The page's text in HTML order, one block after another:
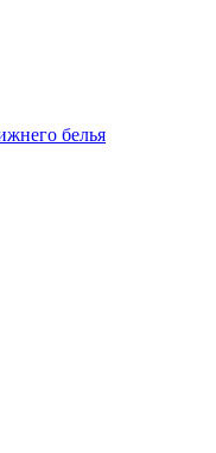
белья